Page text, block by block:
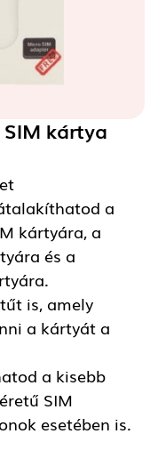
kártya
a
kártyára, a
és a
is, amely
a kártyát a
a kisebb
SIM
esetében is.